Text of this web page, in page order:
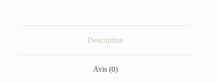
Description
Avis (0)